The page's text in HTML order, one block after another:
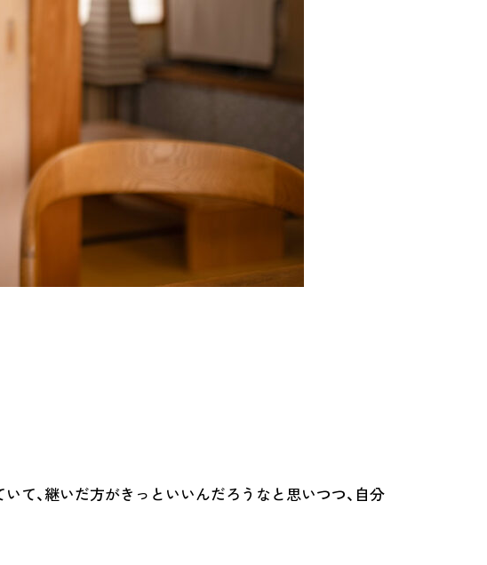
て、継いだ方がきっといいんだろうなと思いつつ、自分